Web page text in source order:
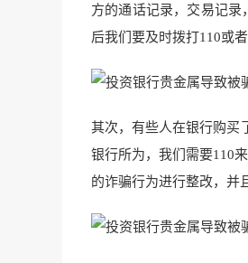
方的通话记录，交易记录
后我们要及时拨打110或
其次，有些人在银行购买
银行所为，我们需要110
的诈骗行为进行整改，并